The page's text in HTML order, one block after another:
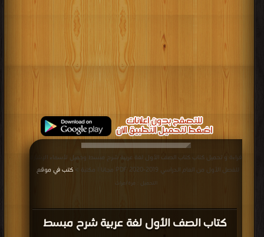
كتاب الصف الأول لغة عربية شرح مبسط
قراءة و تحميل كتاب كتاب الصف الأول لغة عربية شرح مبسط وجميل لأسماء الإشارة
للفصل الأول من العام الدراسي 2019-2020 PDF مجانا | مكتبة >
كتب في موقع
التحميل : مرة/مرات